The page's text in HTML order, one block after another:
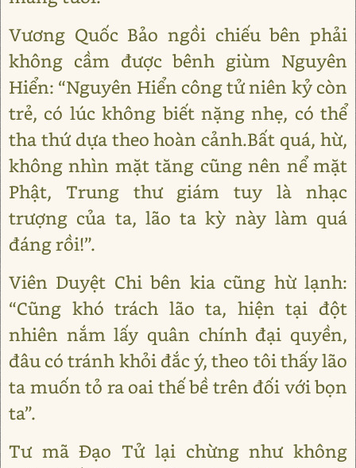
Vương Quốc Bảo ngồi chiếu bên phải
không cầm được bênh giùm Nguyên
Hiển: “Nguyên Hiển công tử niên kỷ còn
trẻ, có lúc không biết nặng nhẹ, có thể
tha thứ dựa theo hoàn cảnh.Bất quá, hừ,
không nhìn mặt tăng cũng nên nể mặt
Phật, Trung thư giám tuy là nhạc
trượng của ta, lão ta kỳ này làm quá
đáng rồi!”.
Viên Duyệt Chi bên kia cũng hừ lạnh:
“Cũng khó trách lão ta, hiện tại đột
nhiên nắm lấy quân chính đại quyền,
đâu có tránh khỏi đắc ý, theo tôi thấy lão
ta muốn tỏ ra oai thế bề trên đối với bọn
ta”.
Tư mã Đạo Tử lại chừng như không